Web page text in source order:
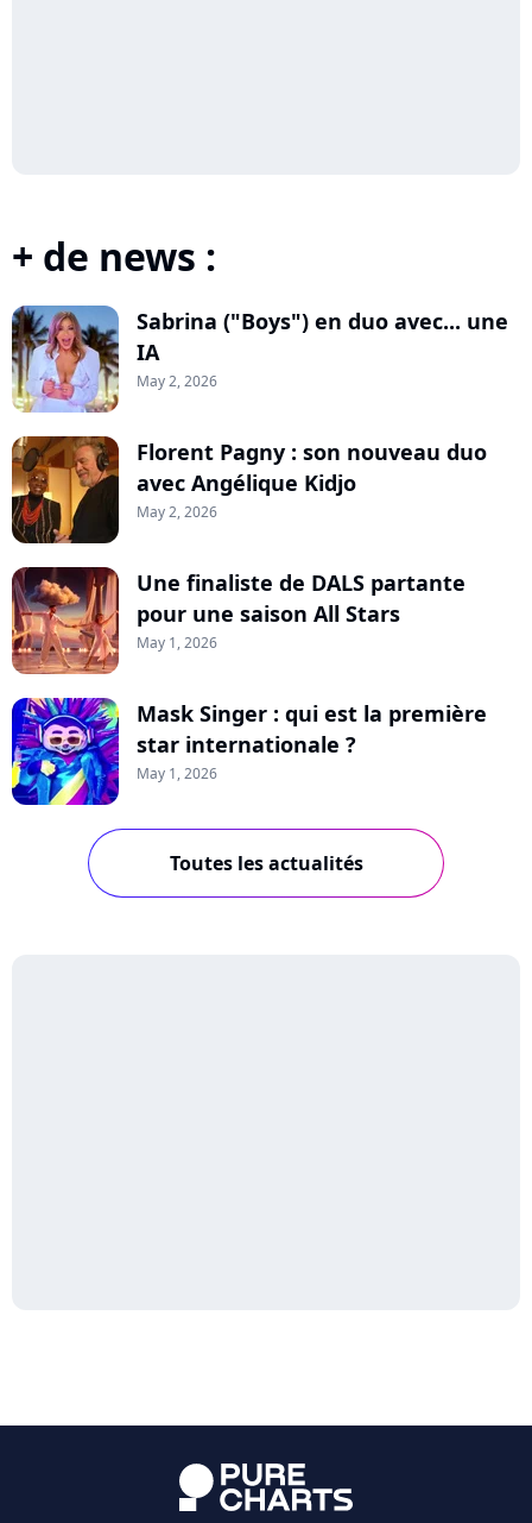
+ de news :
Sabrina ("Boys") en duo avec... une
IA
May 2, 2026
Florent Pagny : son nouveau duo
avec Angélique Kidjo
May 2, 2026
Une finaliste de DALS partante
pour une saison All Stars
May 1, 2026
Mask Singer : qui est la première
star internationale ?
May 1, 2026
Toutes les actualités